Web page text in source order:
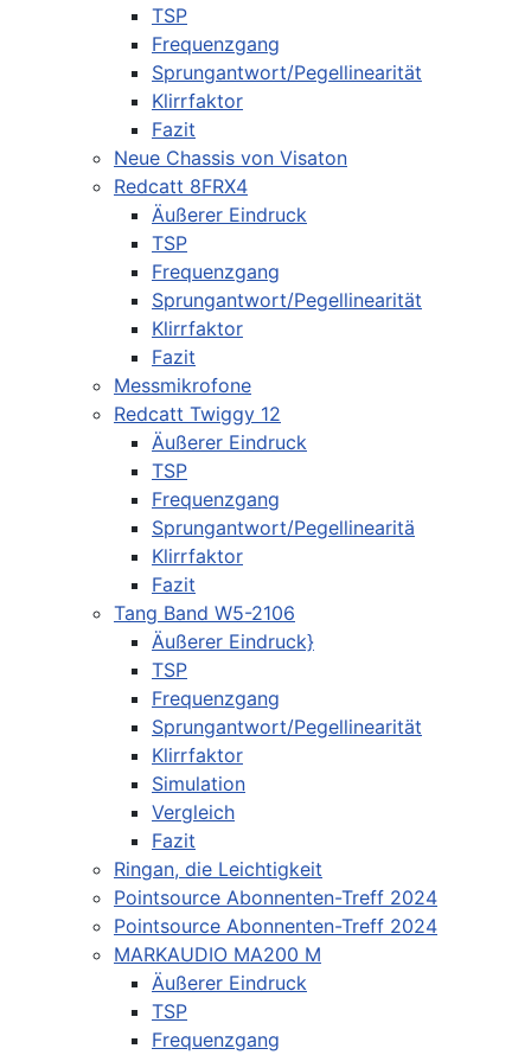
TSP
Frequenzgang
Sprungantwort/Pegellinearität
Klirrfaktor
Fazit
Neue Chassis von Visaton
Redcatt 8FRX4
Äußerer Eindruck
TSP
Frequenzgang
Sprungantwort/Pegellinearität
Klirrfaktor
Fazit
Messmikrofone
Redcatt Twiggy 12
Äußerer Eindruck
TSP
Frequenzgang
Sprungantwort/Pegellinearitä
Klirrfaktor
Fazit
Tang Band W5-2106
Äußerer Eindruck}
TSP
Frequenzgang
Sprungantwort/Pegellinearität
Klirrfaktor
Simulation
Vergleich
Fazit
Ringan, die Leichtigkeit
Pointsource Abonnenten-Treff 2024
Pointsource Abonnenten-Treff 2024
MARKAUDIO MA200 M
Äußerer Eindruck
TSP
Frequenzgang